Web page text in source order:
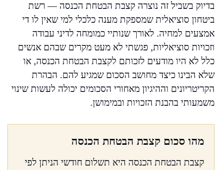
בדיוק בשביל זה נוצרה קצבת הבטחת הכנסה — רשת
ביטחון סוציאלית שמספקת מענה כלכלי למי שאין לו די
אמצעים למחיה. לאורך שנותיי כמומחה לדיני עבודה
וזכויות סוציאליות, פגשתי לא מעט מקרים שבהם אנשים
כלל לא היו מודעים לזכותם לקצבת הבטחת הכנסה, או
שלא הבינו כיצד מחושב הסכום שמגיע להם. הבהרת
הקריטריונים וההיגיון מאחורי הסכומים יכולה לעשות שינוי
משמעותי בהבנת הזכויות ובמימושן.
מהו סכום קצבת הבטחת הכנסה
קצבת הבטחת הכנסה היא תשלום חודשי הניתן לפי